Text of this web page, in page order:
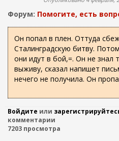
о
и
с
к
а
Форум: Помогите, есть
Он попал в плен. Оттуда
Сталинградскую битву.
они идут в бой,=. Он не знал
выживу, сказал напишет
нечего не получила. Он
Войдите или
комментарии
7203 просмотра